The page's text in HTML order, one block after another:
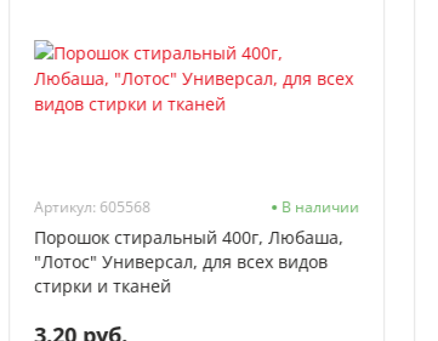
Артикул: 605568 В наличии
Порошок стиральный 400г, Любаша,
"Лотос" Универсал, для всех видов
стирки и тканей